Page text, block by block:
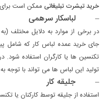
خرید تیشرت تبلیغاتی ممکن است برای
– لباسکار سرهمی
در برخی از موارد به دلایل
جای خرید عمده لباس کار که شامل
تکنسین ها یا کارگران استفاده شود.
تولید این لباس ها می تواند با توجه
– جلیقه کار
استفاده از جلیقه توسط کارکنان یا